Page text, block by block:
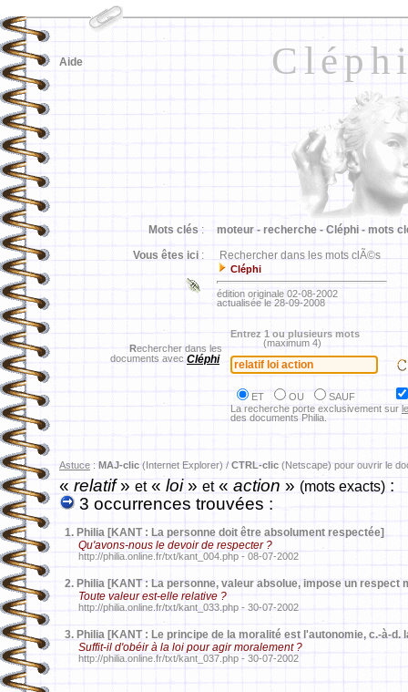
Aide
Mots clés : moteur - recherche - Cléphi - mots
Vous êtes ici : Rechercher dans les mots clÃ©s
Cléphi
édition originale 02-08-2002
actualisée le 28-09-2008
Rechercher dans les
documents avec Cléphi
Entrez 1 ou plusieurs mots
(maximum 4)
ET OU
SAUF
La recherche porte exclusivement sur
des documents Philia.
Astuce : MAJ-clic (Internet Explorer) / CTRL-clic (Netscape) pour ouvrir le
«relatif»et« loi» et« action » (mots exacts) :
3 occurrences trouvées :
1. Philia [KANT : La personne doit être absolument respectée]
Qu'avons-nous le devoir de respecter ?
http://philia.online.fr/txt/kant_004.php - 08-07-2002
2. Philia [KANT : La personne, valeur absolue, impose un respect
Toute valeur est-elle relative ?
http://philia.online.fr/txt/kant_033.php - 30-07-2002
3. Philia [KANT : Le principe de la moralité est l'autonomie, c.-à-d.
Suffit-il d'obéir à la loi pour agir moralement ?
http://philia.online.fr/txt/kant_037.php - 30-07-2002